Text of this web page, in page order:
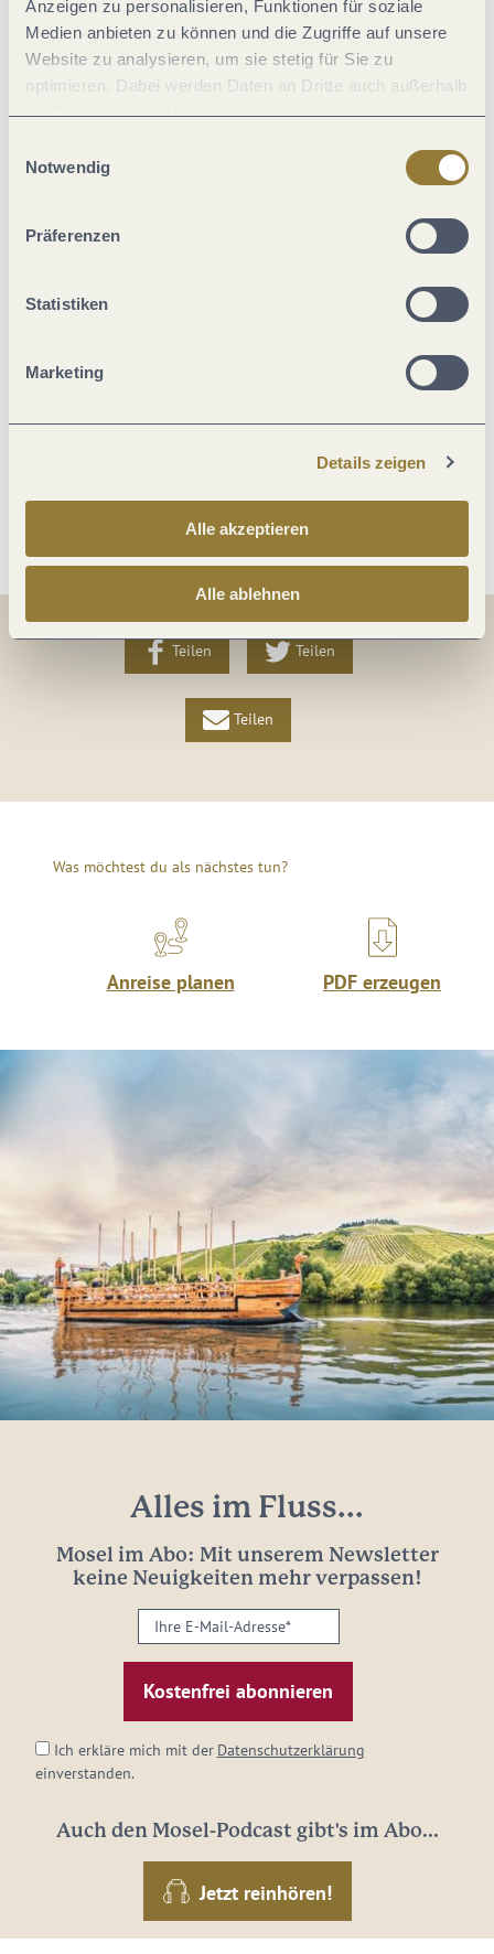
Anzeigen zu personalisieren, Funktionen für soziale
Medien anbieten zu können und die Zugriffe auf unsere
Website zu analysieren, um sie stetig für Sie zu
optimieren. Dabei werden Daten an Dritte auch außerhalb
der Europäischen Union weitergegeben und dort
jederzeit widerrufen werden. Mit der Auswahl "Alle
ablehnen" kann es zu Beeinträchtigungen in der Nutzung
Notwendig
Präferenzen
Statistiken
Marketing
Details zeigen
Alle akzeptieren
Alle ablehnen
Allgemeine Informationen
Eignung
Lage
Fremdsprachen
Ausstattung Zimmer/Appartement
Betten & Zimmer
Weitere Infos
Teilen Teilen
Teilen
Was möchtest du als nächstes tun?
Anreise planen PDF erzeugen
Alles im Fluss...
Mosel im Abo: Mit unserem Newsletter
keine Neuigkeiten mehr verpassen!
Ihre
E-
Mail-
Adresse:
Ich erkläre mich mit der Datenschutzerklärung
einverstanden.
Auch den Mosel-Podcast gibt's im Abo...
Jetzt reinhören!